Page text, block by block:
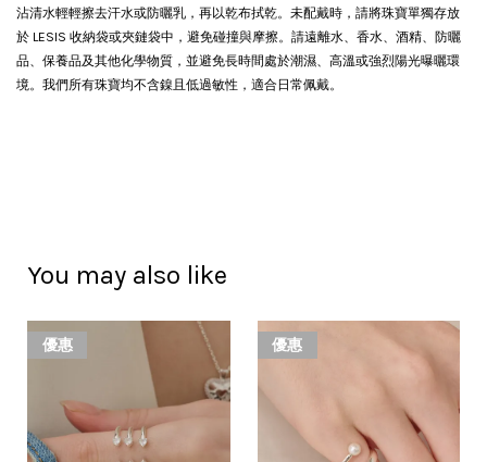
沾清水輕輕擦去汗水或防曬乳，再以乾布拭乾。 未配戴時，請將珠寶單獨存放
於 LESIS 收納袋或夾鏈袋中，避免碰撞與摩擦。請遠離水、香水、酒精、防曬
品、保養品及其他化學物質，並避免長時間處於潮濕、高溫或強烈陽光曝曬環
境。我們所有珠寶均不含鎳且低過敏性，適合日常佩戴。
You may also like
優惠 優惠